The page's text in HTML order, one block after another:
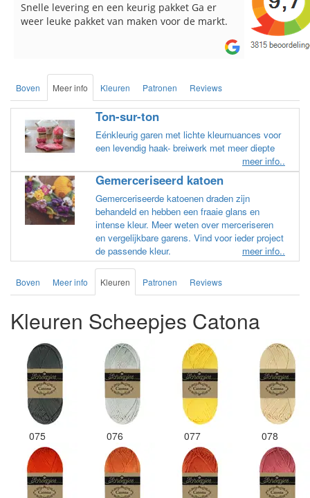
Reeds meerdere keren breigaren en
breinaalden besteld, altijd heel tevreden over
Snelle
Boven Meer info Kleuren Patronen Reviews
Ton-sur-ton
Eénkleurig garen met lichte kleurnuances voor
een levendig haak- breiwerk met meer diepte
meer info..
Gemerceriseerd katoen
Gemerceriseerde katoenen draden zijn
behandeld en hebben een fraaie glans en
intense kleur. Meer weten over merceriseren
en vergelijkbare garens. Vind voor ieder project
de passende kleur.
meer info..
Boven Meer info Kleuren Patronen Reviews
Kleuren Scheepjes Catona
075 076 077 078